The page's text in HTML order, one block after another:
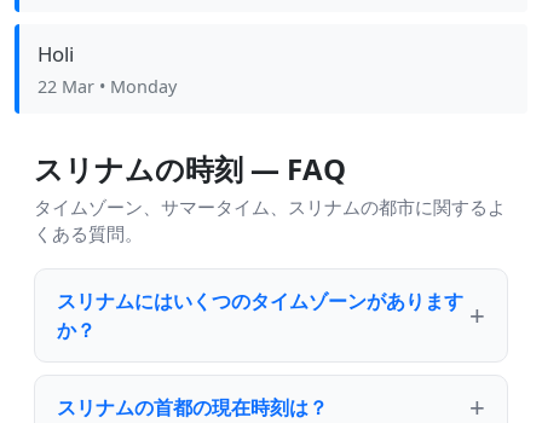
Holi
22 Mar • Monday
スリナムの時刻 — FAQ
タイムゾーン、サマータイム、スリナムの都市に関するよ
くある質問。
スリナムにはいくつのタイムゾーンがあります
か？
スリナムの首都の現在時刻は？